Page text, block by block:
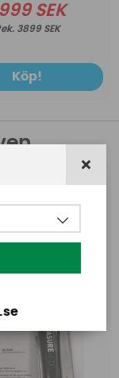
SEK
3899 SEK
Köp!
FD